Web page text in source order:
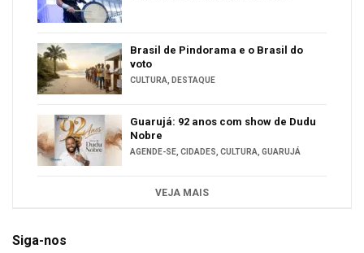
Brasil de Pindorama e o Brasil do
voto
CULTURA DESTAQUE
Guarujá: 92 anos com show de Dudu
Nobre
AGENDE-SE CIDADES CULTURA GUARUJÁ
VEJA MAIS
Siga-nos